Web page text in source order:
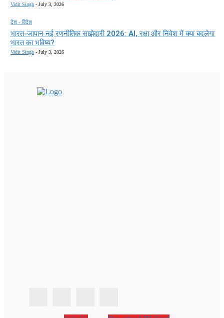
Vidit Singh - July 3, 2026
देश - विदेश
भारत-जापान नई रणनीतिक साझेदारी 2026: AI, रक्षा और निवेश में क्या बदलेगा
भारत का भविष्य?
Vidit Singh - July 3, 2026